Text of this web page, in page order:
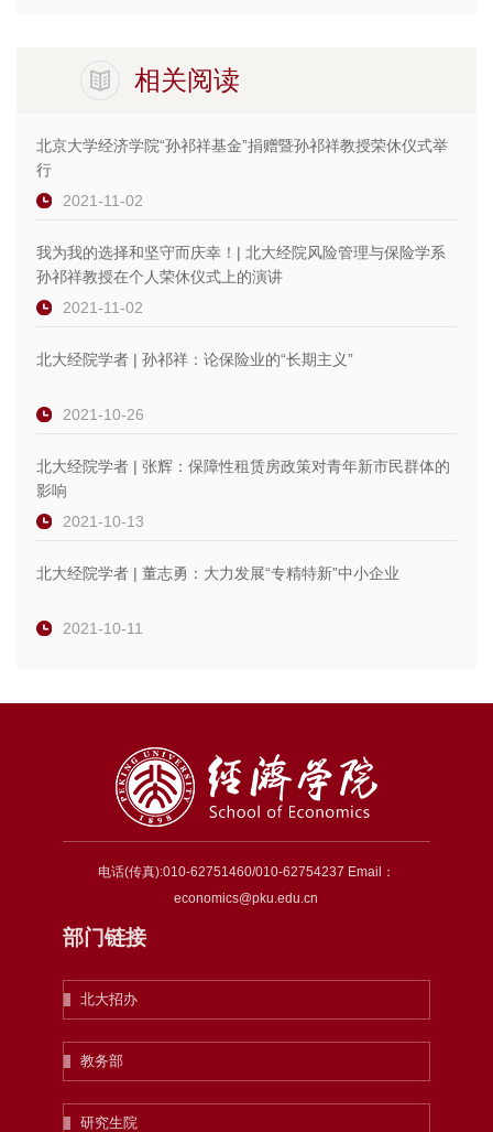
相关阅读
北京大学经济学院“孙祁祥基金”捐赠暨孙祁祥教授荣休仪式举
行
2021-11-02
我为我的选择和坚守而庆幸！| 北大经院风险管理与保险学系
孙祁祥教授在个人荣休仪式上的演讲
2021-11-02
北大经院学者 | 孙祁祥：论保险业的“长期主义”
2021-10-26
北大经院学者 | 张辉：保障性租赁房政策对青年新市民群体的
影响
2021-10-13
北大经院学者 | 董志勇：大力发展“专精特新”中小企业
2021-10-11
电话(传真):010-62751460/010-62754237 Email：
economics@pku.edu.cn
部门链接
北大招办
教务部
研究生院